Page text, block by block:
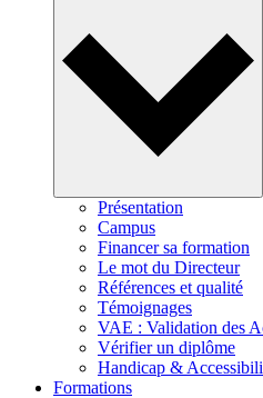
Présentation
Campus
Financer sa formation
Le mot du Directeur
Références et qualité
Témoignages
VAE : Validation des
Vérifier un diplôme
Handicap &
Formations